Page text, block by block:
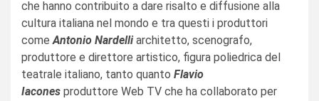
che hanno contribuito a dare risalto e diffusione alla
cultura italiana nel mondo e tra questi i produttori
comeAntonio Nardelliarchitetto, scenografo,
produttore e direttore artistico, figura poliedrica del
teatrale italiano, tanto quanto Flavio
Iacones produttore Web TV che ha collaborato per